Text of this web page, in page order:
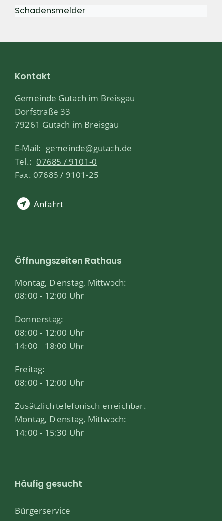
Schadensmelder
Kontakt
Gemeinde Gutach im Breisgau
Dorfstraße 33
79261 Gutach im Breisgau
E-Mail: gemeinde@gutach.de
Tel.: 07685 / 9101-0
Fax: 07685 / 9101-25
Anfahrt
Öffnungszeiten Rathaus
Montag, Dienstag, Mittwoch:
08:00 - 12:00 Uhr
Donnerstag:
08:00 - 12:00 Uhr
14:00 - 18:00 Uhr
Freitag:
08:00 - 12:00 Uhr
Zusätzlich telefonisch erreichbar:
Montag, Dienstag, Mittwoch:
14:00 - 15:30 Uhr
Häufig gesucht
Bürgerservice